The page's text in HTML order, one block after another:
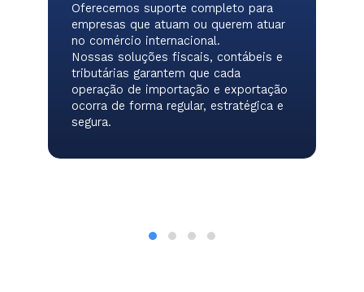
Oferecemos suporte completo para
empresas que atuam ou querem atuar
no comércio internacional.
Nossas soluções fiscais, contábeis e
tributárias garantem que cada
operação de importação e exportação
ocorra de forma regular, estratégica e
segura.